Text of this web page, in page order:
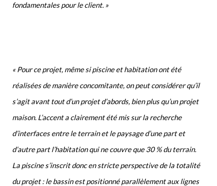
fondamentales pour le client. »
« Pour ce projet, même si piscine et habitation ont été
réalisées de manière concomitante, on peut considérer qu’il
s’agit avant tout d’un projet d’abords, bien plus qu’un projet
maison. L’accent a clairement été mis sur la recherche
d’interfaces entre le terrain et le paysage d’une part et
d’autre part l’habitation qui ne couvre que 30 % du terrain.
La piscine s’inscrit donc en stricte perspective de la totalité
du projet : le bassin est positionné parallèlement aux lignes